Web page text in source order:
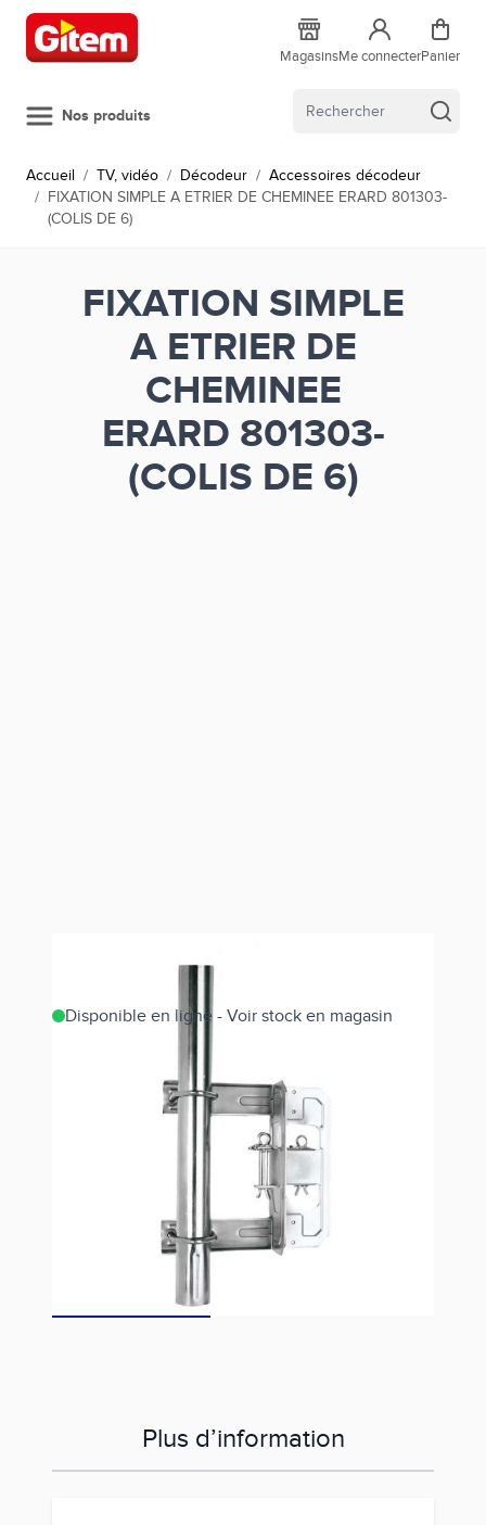
Allez au contenu
MagasinsMe connecterPanier
Nos produits
Accueil / TV, vidéo / Décodeur / Accessoires décodeur
/ FIXATION SIMPLE A ETRIER DE CHEMINEE ERARD 801303-
(COLIS DE 6)
FIXATION SIMPLE
A ETRIER DE
CHEMINEE
ERARD 801303-
(COLIS DE 6)
Disponible en ligne - Voir stock en magasin
Estimer les frais de port
801303-(COLIS DE 6)
Fiche technique
Plus d’information